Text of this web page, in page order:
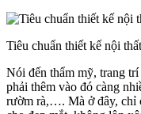
Tiêu chuẩn thiết kế nội
Nói đến thẩm mỹ, trang
phải thêm vào đó càng
rườm rà,…. Mà ở đây, chỉ